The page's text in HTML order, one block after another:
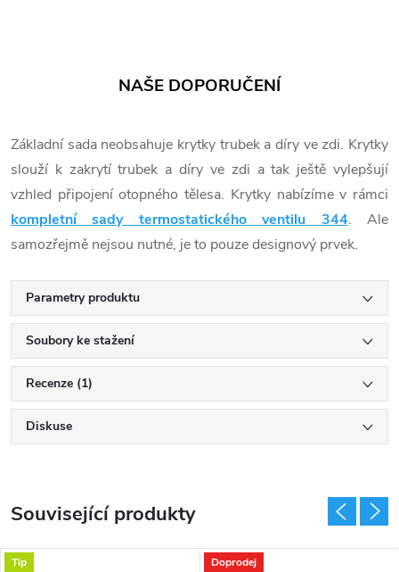
NAŠE DOPORUČENÍ
Základní sada neobsahuje krytky trubek a díry ve zdi. Krytky
slouží k zakrytí trubek a díry ve zdi a tak ještě vylepšují
vzhled připojení otopného tělesa. Krytky nabízíme v rámci
kompletní sady termostatického ventilu 344. Ale
samozřejmě nejsou nutné, je to pouze designový prvek.
Parametry produktu
Soubory ke stažení
Recenze (1)
Diskuse
Související produkty
Tip Doprodej